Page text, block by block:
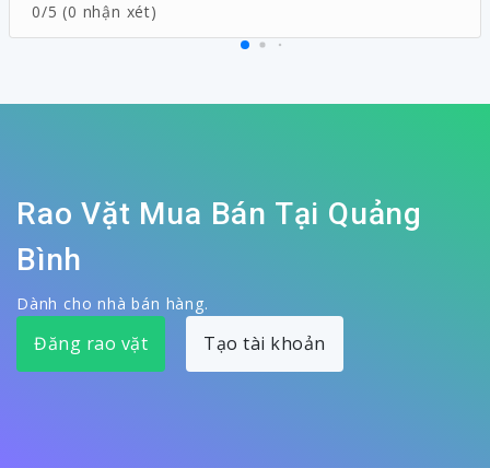
0/5 (0 nhận xét)
Rao Vặt Mua Bán Tại Quảng
Bình
Dành cho nhà bán hàng.
Đăng rao vặt Tạo tài khoản